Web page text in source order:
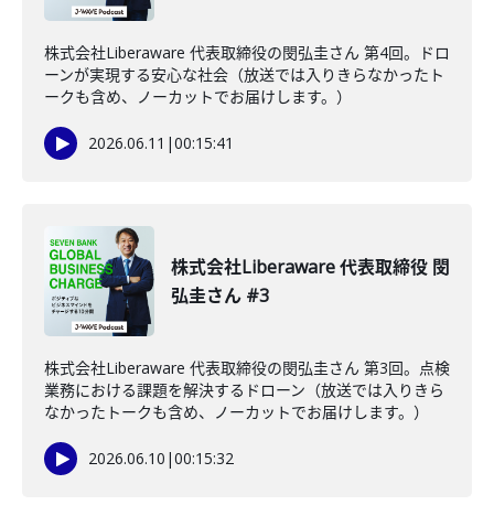
株式会社Liberaware 代表取締役の閔弘圭さん 第4回。ドロ
ーンが実現する安心な社会（放送では入りきらなかったト
ークも含め、ノーカットでお届けします。）
2026.06.11 |00:15:41
株式会社Liberaware 代表取締役 閔
弘圭さん #3
株式会社Liberaware 代表取締役の閔弘圭さん 第3回。点検
業務における課題を解決するドローン（放送では入りきら
なかったトークも含め、ノーカットでお届けします。）
2026.06.10 |00:15:32